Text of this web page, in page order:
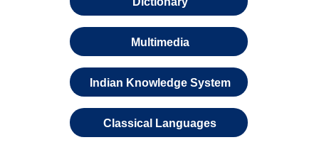
Multimedia
Indian Knowledge System
Classical Languages